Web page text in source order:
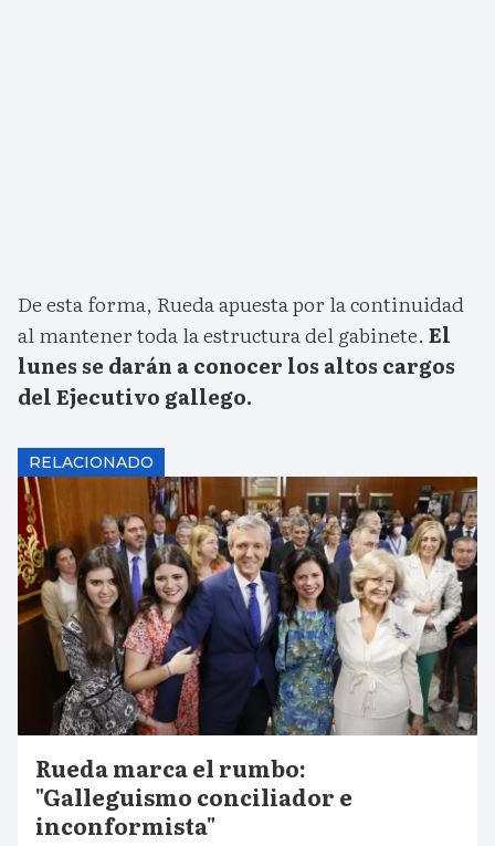
De esta forma, Rueda apuesta por la continuidad
al mantener toda la estructura del gabinete. El
lunes se darán a conocer los altos cargos
del Ejecutivo gallego.
RELACIONADO
Rueda marca el rumbo:
"Galleguismo conciliador e
inconformista"